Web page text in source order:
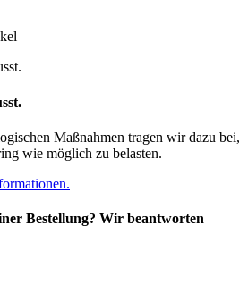
Maßnahmen tragen wir dazu bei,
wie möglich zu belasten.
Bestellung? Wir beantworten